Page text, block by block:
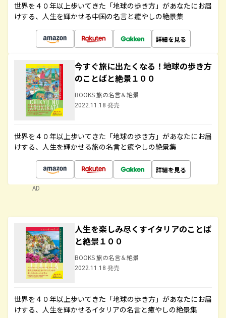
世界を４０年以上歩いてきた「地球の歩き方」があなたにお届
けする、人生を輝かせる中国の名言と癒やしの絶景集
詳細を見る
今すぐ旅に出たくなる！地球の歩き方
のことばと絶景１００
BOOKS 旅の名言＆絶景
2022.11.18 発売
世界を４０年以上歩いてきた「地球の歩き方」があなたにお届
けする、人生を輝かせる旅の名言と癒やしの絶景集
詳細を見る
AD
人生を楽しみ尽くすイタリアのことば
と絶景１００
BOOKS 旅の名言＆絶景
2022.11.18 発売
世界を４０年以上歩いてきた「地球の歩き方」があなたにお届
けする、人生を輝かせるイタリアの名言と癒やしの絶景集